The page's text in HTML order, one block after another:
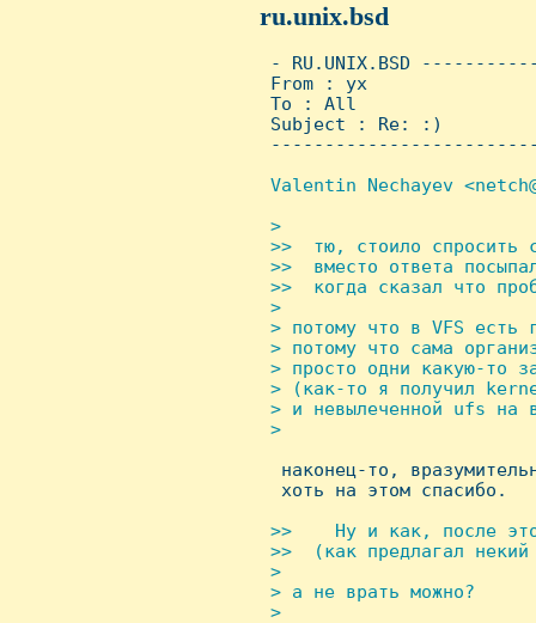
ru.unix.bsd
- RU.UNIX.BSD
From : yx
To : All
Subject : Re: :)
Valentin Nechayev
>
>>  тю, стоило спросить
>>  вместо ответа
>>  когда сказал что
>
> потому что в VFS есть
> потому что сама
> просто одни какую-то
> (как-то я получил
> и невылеченной ufs на
>
наконец-то,
  хоть на этом спасибо.
>>    Hу и как, после
>>  (как предлагал
>
> а не врать можно?
>